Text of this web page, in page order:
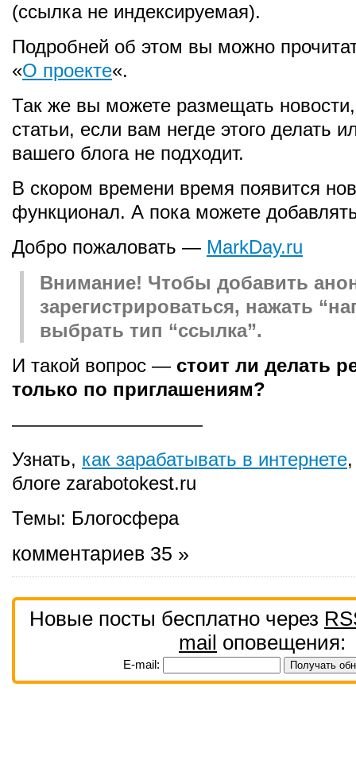
(ссылка не индексируемая).
Подробней об этом вы можно
«О проекте«.
Так же вы можете размещать
статьи, если вам негде этого делать
вашего блога не подходит.
В скором времени время появится
функционал. А пока можете
Добро пожаловать — MarkDay.ru
Внимание! Чтобы добавить
зарегистрироваться, нажать
выбрать тип “ссылка”.
И такой вопрос — стоит ли делать
только по приглашениям?
——————————
Узнать, как зарабатывать в интернете
блоге zarabotokest.ru
Темы: Блогосфера
комментариев 35 »
Новые посты бесплатно через
mail оповещения:
E-mail: